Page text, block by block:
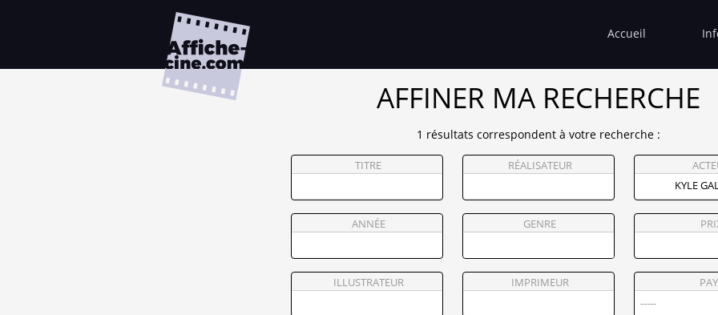
Accueil
AFFINER MA RECHERCHE
1 résultats correspondent à votre recherche :
TITRE RÉALISATEUR
ANNÉE GENRE
ILLUSTRATEUR IMPRIMEUR